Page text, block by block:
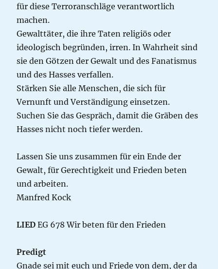
für diese Terroranschläge verantwortlich
machen.
Gewalttäter, die ihre Taten religiös oder
ideologisch begründen, irren. In Wahrheit sind
sie den Götzen der Gewalt und des Fanatismus
und des Hasses verfallen.
Stärken Sie alle Menschen, die sich für
Vernunft und Verständigung einsetzen.
Suchen Sie das Gespräch, damit die Gräben des
Hasses nicht noch tiefer werden.
Lassen Sie uns zusammen für ein Ende der
Gewalt, für Gerechtigkeit und Frieden beten
und arbeiten.
Manfred Kock
LIED EG 678 Wir beten für den Frieden
Predigt
Gnade sei mit euch und Friede von dem, der da